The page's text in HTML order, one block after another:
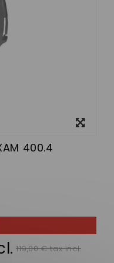
400.4
119,00 € tax incl.